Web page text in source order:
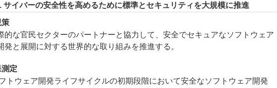
サイバーの安全性を高めるために標準とセキュリティを大規模に推進
策
的な官民セクターのパートナーと協力して、安全でセキュアなソフトウェア
発と展開に対する世界的な取り組みを推進する。
定
トウェア開発ライフサイクルの初期段階において安全なソフトウェア開発